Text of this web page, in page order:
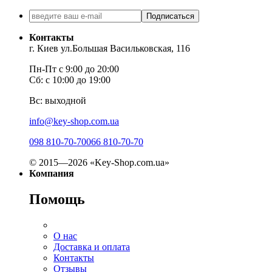
Подписаться
Контакты
г. Киев ул.Большая Васильковская, 116
Пн-Пт с 9:00 до 20:00
Сб: с 10:00 до 19:00
Вс: выходной
info@key-shop.com.ua
098 810-70-70066 810-70-70
© 2015—2026 «Key-Shop.com.ua»
Компания
Помощь
О нас
Доставка и оплата
Контакты
Отзывы